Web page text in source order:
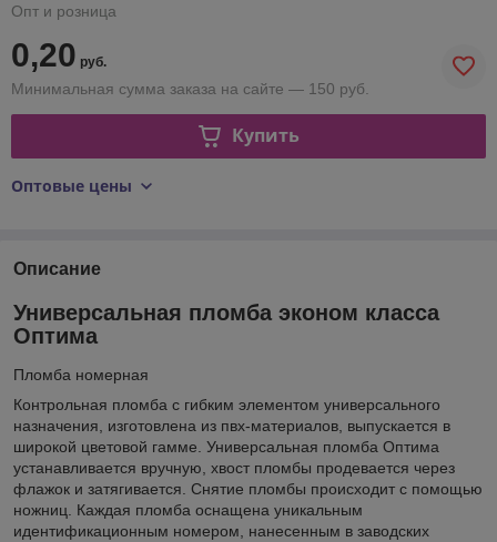
Опт и розница
0,20 руб.
Минимальная сумма заказа на сайте — 150 руб.
Купить
Оптовые цены
Описание
Универсальная пломба эконом класса
Оптима
Пломба номерная
Контрольная пломба с гибким элементом универсального
назначения, изготовлена из пвх-материалов, выпускается в
широкой цветовой гамме. Универсальная пломба Оптима
устанавливается вручную, хвост пломбы продевается через
флажок и затягивается. Снятие пломбы происходит с помощью
ножниц. Каждая пломба оснащена уникальным
идентификационным номером, нанесенным в заводских